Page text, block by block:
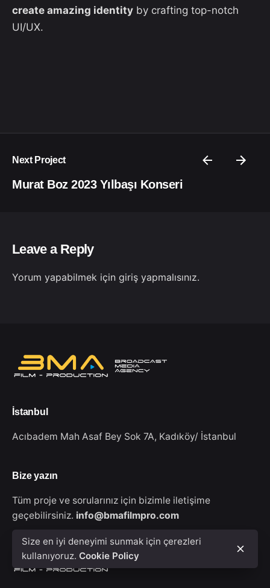
create amazing identity by crafting top-notch
UI/UX.
Next Project
Murat Boz 2023 Yılbaşı Konseri
Leave a Reply
Yorum yapabilmek için giriş yapmalısınız.
İstanbul
Acıbadem Mah Asaf Bey Sok 7A, Kadıköy/ İstanbul
Bize yazın
Tüm proje ve sorularınız için bizimle iletişime
geçebilirsiniz. info@bmafilmpro.com
Size en iyi deneyimi sunmak için çerezleri
kullanıyoruz. Cookie Policy